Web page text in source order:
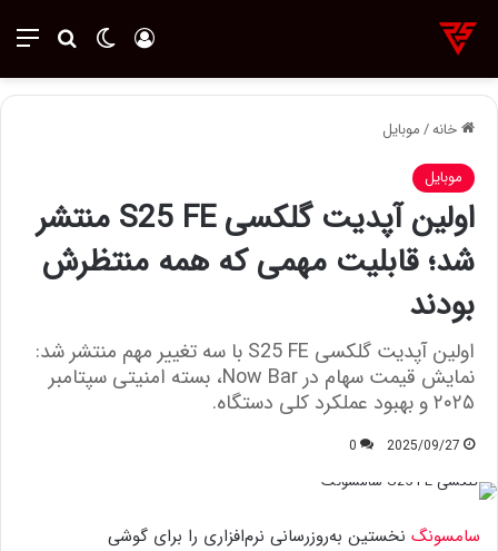
تغییر پوسته ورود
خانه/موبایل
موبایل
اولین آپدیت گلکسی S25 FE منتشر
شد؛ قابلیت مهمی که همه منتظرش
بودند
اولین آپدیت گلکسی S25 FE با سه تغییر مهم منتشر شد:
نمایش قیمت سهام در Now Bar، بسته امنیتی سپتامبر
۲۰۲۵ و بهبود عملکرد کلی دستگاه.
2025/09/27
0
سامسونگ نخستین به‌روزرسانی نرم‌افزاری را برای گوشی